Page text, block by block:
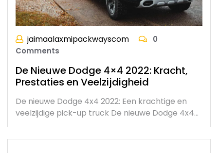
jaimaalaxmipackwayscom
0
Comments
De Nieuwe Dodge 4×4 2022: Kracht,
Prestaties en Veelzijdigheid
De nieuwe Dodge 4x4 2022: Een krachtige en
veelzijdige pick-up truck De nieuwe Dodge 4x4…